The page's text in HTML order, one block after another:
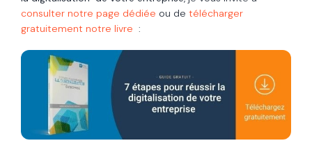
consulter notre page dédiée ou de télécharger
gratuitement notre livre :